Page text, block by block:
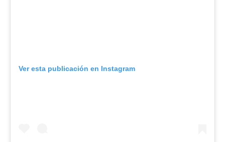
Ver esta publicación en Instagram